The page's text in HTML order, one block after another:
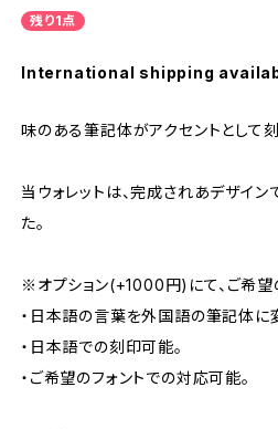
残り1点
International shipping
味のある筆記体がアクセントとして
当ウォレットは、完成されあデザイ
た。
※オプション(+1000円)にて、ご希望
・日本語の言葉を外国語の筆記体に
・日本語での刻印可能。
・ご希望のフォントでの対応可能。